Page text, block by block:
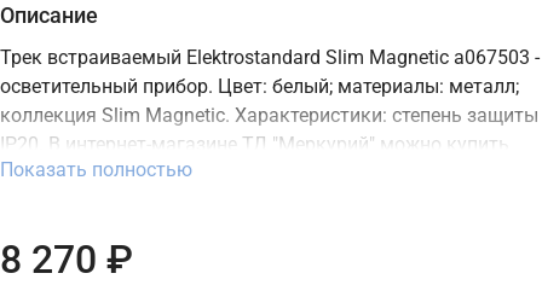
Описание
Трек встраиваемый Elektrostandard Slim Magnetic a067503 -
осветительный прибор. Цвет: белый; материалы: металл;
коллекция Slim Magnetic. Характеристики: степень защиты
IP20. В интернет-магазине ТД "Меркурий" можно купить
осветительный прибор Elektrostandard с доставкой по
Показать полностью
8 270 ₽